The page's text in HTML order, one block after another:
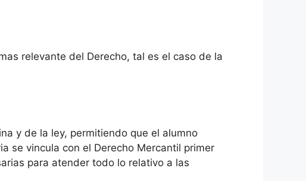
relevante del Derecho, tal es el caso de la
y de la ley, permitiendo que el alumno
se vincula con el Derecho Mercantil primer
para atender todo lo relativo a las